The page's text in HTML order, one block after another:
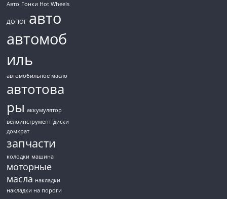
Авто Гонки Hot Wheels
ДОПОГ авто
автомоб
иль
автомобильное масло
автотова
ры аккумулятор
велоинструмент диски
домкрат
запчасти
колодки машина
моторные
масла накладки
накладки на пороги